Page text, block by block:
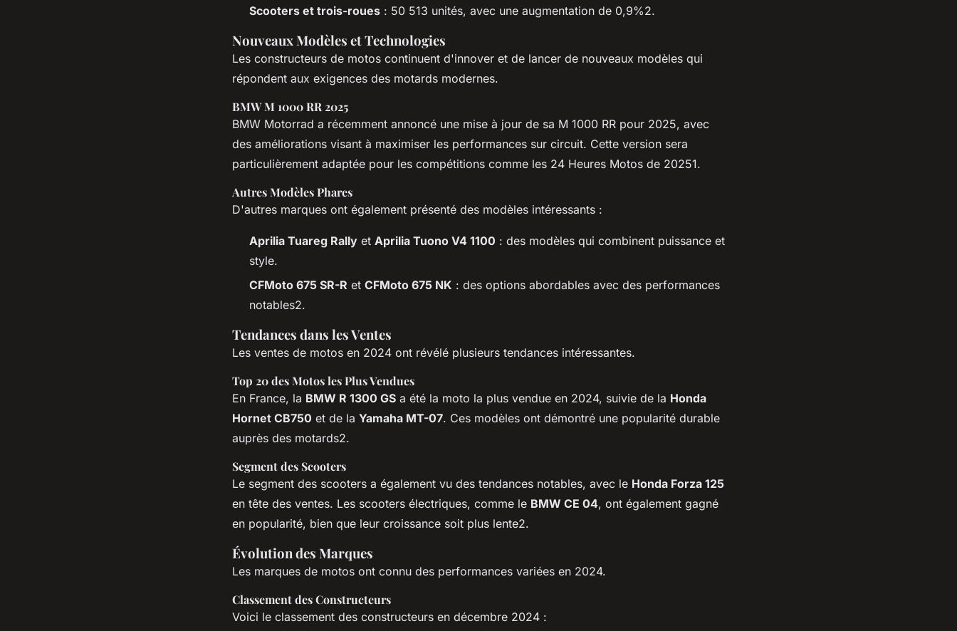
Scooters et trois-roues : 50 513 unités, avec une augmentation de 0,9%2.
Nouveaux Modèles et Technologies
Les constructeurs de motos continuent d'innover et de lancer de nouveaux modèles qui
répondent aux exigences des motards modernes.
BMW M 1000 RR 2025
BMW Motorrad a récemment annoncé une mise à jour de sa M 1000 RR pour 2025, avec
des améliorations visant à maximiser les performances sur circuit. Cette version sera
particulièrement adaptée pour les compétitions comme les 24 Heures Motos de 20251.
Autres Modèles Phares
D'autres marques ont également présenté des modèles intéressants :
Aprilia Tuareg Rally et Aprilia Tuono V4 1100 : des modèles qui combinent puissance et
style.
CFMoto 675 SR-R et CFMoto 675 NK : des options abordables avec des performances
notables2.
Tendances dans les Ventes
Les ventes de motos en 2024 ont révélé plusieurs tendances intéressantes.
Top 20 des Motos les Plus Vendues
En France, la BMW R 1300 GS a été la moto la plus vendue en 2024, suivie de la Honda
Hornet CB750 et de la Yamaha MT-07. Ces modèles ont démontré une popularité durable
auprès des motards2.
Segment des Scooters
Le segment des scooters a également vu des tendances notables, avec le Honda Forza 125
en tête des ventes. Les scooters électriques, comme le BMW CE 04, ont également gagné
en popularité, bien que leur croissance soit plus lente2.
Évolution des Marques
Les marques de motos ont connu des performances variées en 2024.
Classement des Constructeurs
Voici le classement des constructeurs en décembre 2024 :